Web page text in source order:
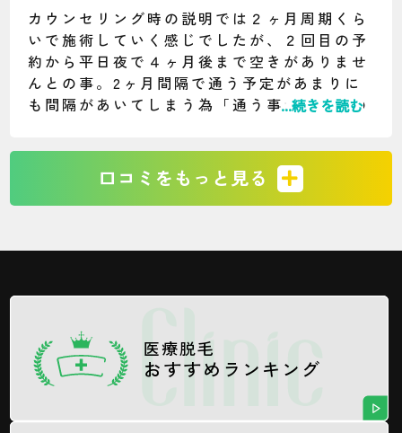
...続きを読む
カウンセリング時の説明では２ヶ月周期くら
いで施術していく感じでしたが、２回目の予
約から平日夜で４ヶ月後まで空きがありませ
んとの事。2ヶ月間隔で通う予定があまりに
も間隔があいてしまう為「通う事が困難なの
の返金と解約してください」と伝えたとこ
ろ、２ヶ月後の予約が取れました。レジーナ
に通い続けるのは2〜3年通うことを許容出来
る気の長い人以外、無理な感じでした。
口コミをもっと見る
医療脱毛
おすすめランキング